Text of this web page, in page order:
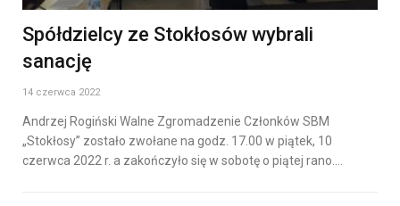
Spółdzielcy ze Stokłosów wybrali
sanację
14 czerwca 2022
Andrzej Rogiński Walne Zgromadzenie Członków SBM
„Stokłosy” zostało zwołane na godz. 17.00 w piątek, 10
czerwca 2022 r. a zakończyło się w sobotę o piątej rano.…